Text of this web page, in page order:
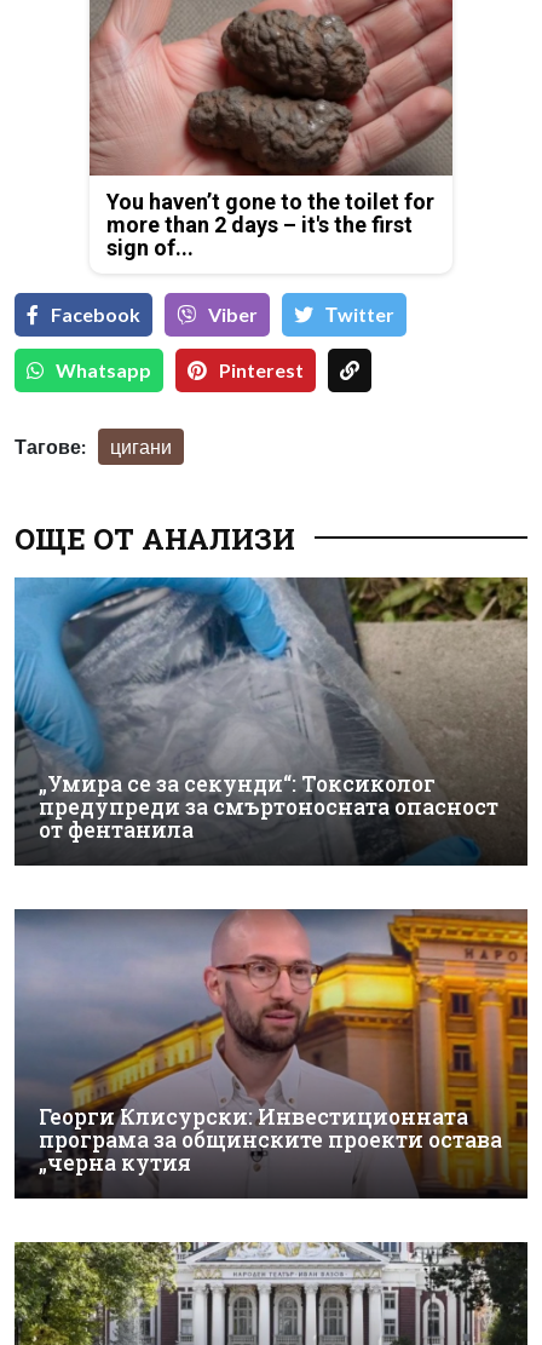
You haven’t gone to the toilet for
more than 2 days – it's the first
sign of...
Facebook Viber Тwitter
Whatsapp Pinterest
Тагове: цигани
ОЩЕ ОТ АНАЛИЗИ
„Умира се за секунди“: Токсиколог
предупреди за смъртоносната опасност
от фентанила
Георги Клисурски: Инвестиционната
програма за общинските проекти остава
„черна кутия